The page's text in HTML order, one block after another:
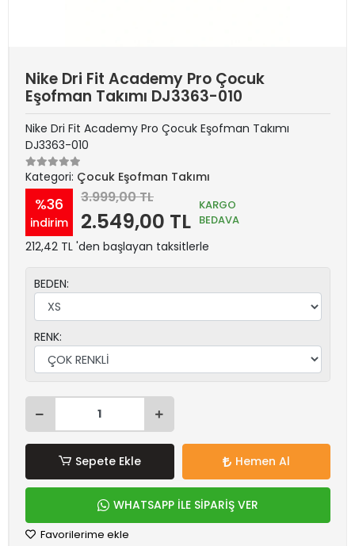
Nike Dri Fit Academy Pro Çocuk
Eşofman Takımı DJ3363-010
Nike Dri Fit Academy Pro Çocuk Eşofman Takımı
DJ3363-010
Kategori: Çocuk Eşofman Takımı
%36
indirim
3.999,00 TL
2.549,00 TL
KARGO
BEDAVA
212,42 TL 'den başlayan taksitlerle
BEDEN:
RENK:
Sepete Ekle Hemen Al
WHATSAPP İLE SİPARİŞ VER
Favorilerime ekle